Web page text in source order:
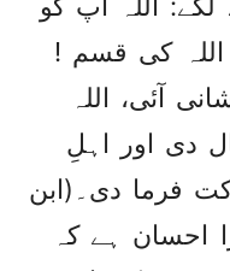
اللہ کی قسم !
آئی، اللہ
دی اور اہلِ
فرما دی۔(ابن
احسان ہے کہ